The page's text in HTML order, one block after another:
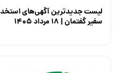
لیست جدیدترین آگهی‌های
سفیر گفتمان | ۱۸ مرداد ۱۴۰۵